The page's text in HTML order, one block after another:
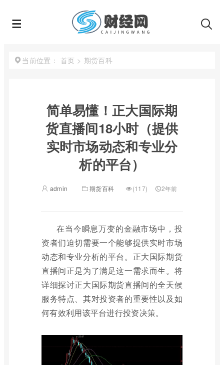
当前位置： 首页 > 期货百科
简单易懂！正大国际期
货直播间18小时（提供
实时市场动态和专业分
析的平台）
admin 期货百科 (117) 2年前
在当今瞬息万变的金融市场中，投
资者们迫切需要一个能够提供实时市场
动态和专业分析的平台。正大国际期货
直播间正是为了满足这一需求而生。将
详细探讨正大国际期货直播间的全天候
服务特点、其对投资者的重要性以及如
何有效利用该平台进行投资决策。